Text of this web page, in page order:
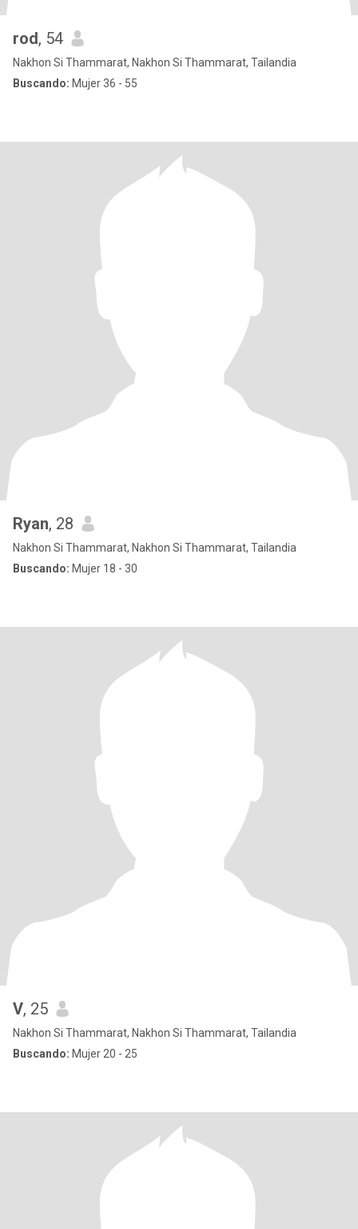
rod, 54
Nakhon Si Thammarat, Nakhon Si Thammarat, Tailandia
Buscando: Mujer 36 - 55
Ryan, 28
Nakhon Si Thammarat, Nakhon Si Thammarat, Tailandia
Buscando: Mujer 18 - 30
V, 25
Nakhon Si Thammarat, Nakhon Si Thammarat, Tailandia
Buscando: Mujer 20 - 25